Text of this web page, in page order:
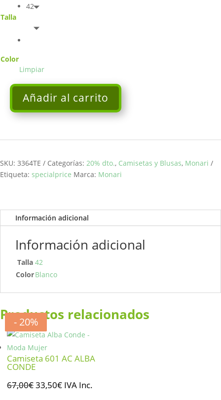
Talla
42
Color
Limpiar
Camiseta
verde
MONARI
Añadir al carrito
SKU: 3364TE Categorías: 20% dto., Camisetas y Blusas, Monari
Etiqueta: specialprice Marca: Monari
Información adicional
Información adicional
Talla 42
ColorBlanco
Productos relacionados
- 50%
Camiseta 601 AC ALBA
CONDE
67,00€ El
33,50€ElIVA Inc.
- 60%
- 50%
- 20%